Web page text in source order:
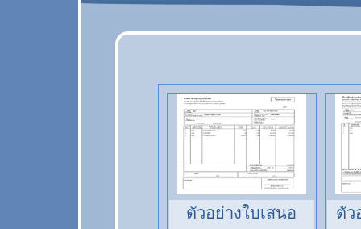
ตัวอย่างใบเสนอ
ตัว